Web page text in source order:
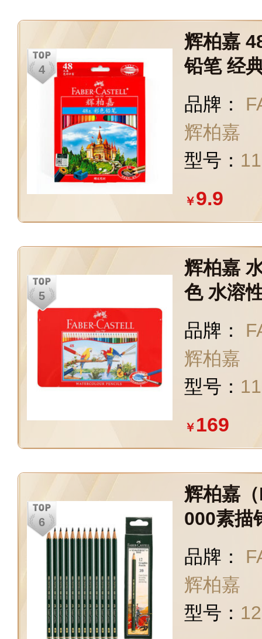
辉柏嘉
铅笔 经
品牌：
辉柏嘉
型号：
￥9.9
辉柏嘉
色 水溶
品牌：
辉柏嘉
型号：
￥ 169
辉柏嘉
000素描
计绘画
学者手
品牌：
辉柏嘉
型号：